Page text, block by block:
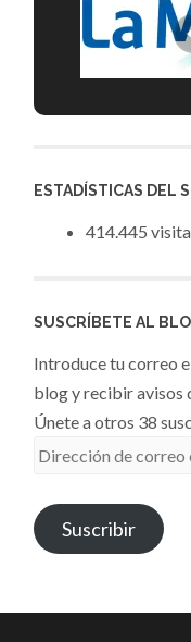
ESTADÍSTICAS DEL
414.445
SUSCRÍBETE AL
Introduce tu correo
blog y recibir avisos
Únete a otros 38
Dirección
correo
electrónico
Suscribir